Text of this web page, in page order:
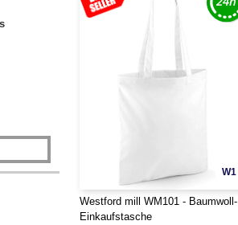
W1
Westford mill WM101 - Baumwoll-
Einkaufstasche